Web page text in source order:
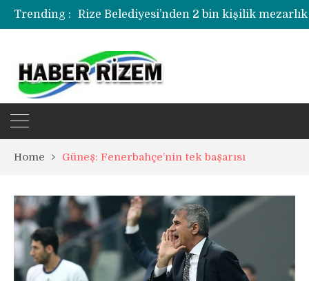
Trending :
Rize Belediyesi’nden 2 bin kişilik
Rize’de uyuşturucu operasyonunda 1
Home Güneş: Fenerbahçe’nin tek başarısı